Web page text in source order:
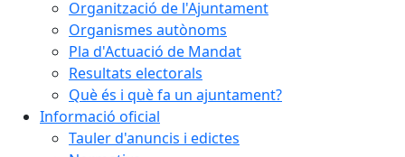
Organització de l'Ajuntament
Organismes autònoms
Pla d'Actuació de Mandat
Resultats electorals
Què és i què fa un ajuntament?
Informació oficial
Tauler d'anuncis i edictes